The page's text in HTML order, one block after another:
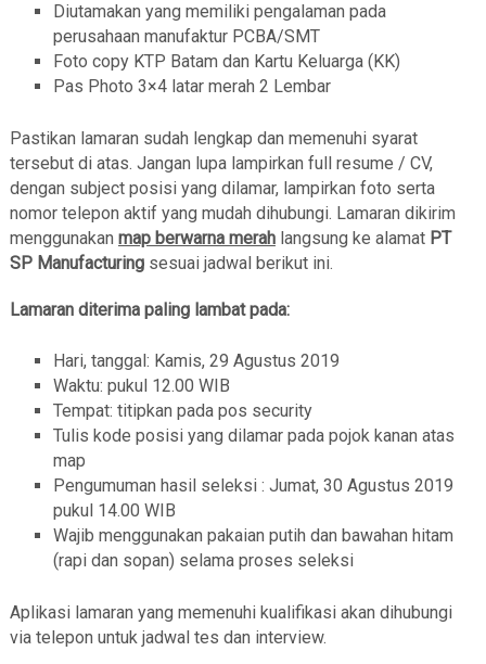
Diutamakan yang memiliki pengalaman pada
perusahaan manufaktur PCBA/SMT
Foto copy KTP Batam dan Kartu Keluarga (KK)
Pas Photo 3×4 latar merah 2 Lembar
Pastikan lamaran sudah lengkap dan memenuhi syarat
tersebut di atas. Jangan lupa lampirkan full resume / CV,
dengan subject posisi yang dilamar, lampirkan foto serta
nomor telepon aktif yang mudah dihubungi. Lamaran dikirim
menggunakan map berwarna merahlangsung ke alamat PT
SP Manufacturing sesuai jadwal berikut ini.
Lamaran diterima paling lambat pada:
Hari, tanggal: Kamis, 29 Agustus 2019
Waktu: pukul 12.00 WIB
Tempat: titipkan pada pos security
Tulis kode posisi yang dilamar pada pojok kanan atas
map
Pengumuman hasil seleksi : Jumat, 30 Agustus 2019
pukul 14.00 WIB
Wajib menggunakan pakaian putih dan bawahan hitam
(rapi dan sopan) selama proses seleksi
Aplikasi lamaran yang memenuhi kualifikasi akan dihubungi
via telepon untuk jadwal tes dan interview.